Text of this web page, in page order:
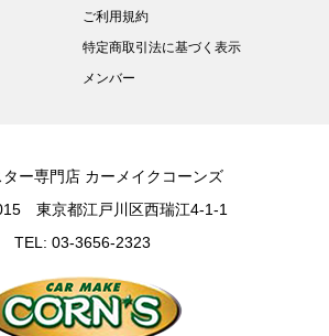
ご利用規約
特定商取引法に基づく表示
メンバー
ター専門店 カーメイクコーンズ
東京都江戸川区西瑞江4-1-1
TEL: 03-3656-2323